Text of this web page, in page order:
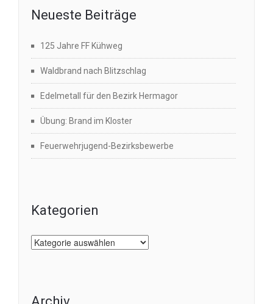
Neueste Beiträge
125 Jahre FF Kühweg
Waldbrand nach Blitzschlag
Edelmetall für den Bezirk Hermagor
Übung: Brand im Kloster
Feuerwehrjugend-Bezirksbewerbe
Kategorien
Kategorien